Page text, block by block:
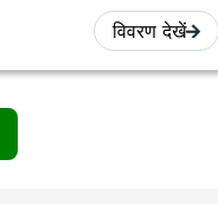
विवरण देखें